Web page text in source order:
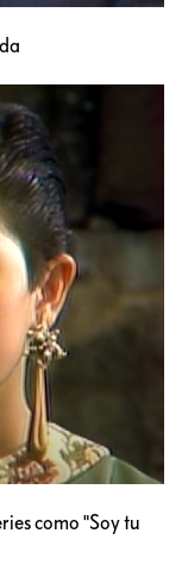
como "Soy tu